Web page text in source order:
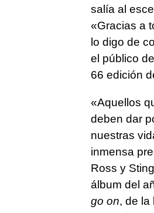
salía al
«Gracias a
lo digo de
el público
66 edición
«Aquellos
deben dar
nuestras
inmensa
Ross y
álbum del
go on, de la